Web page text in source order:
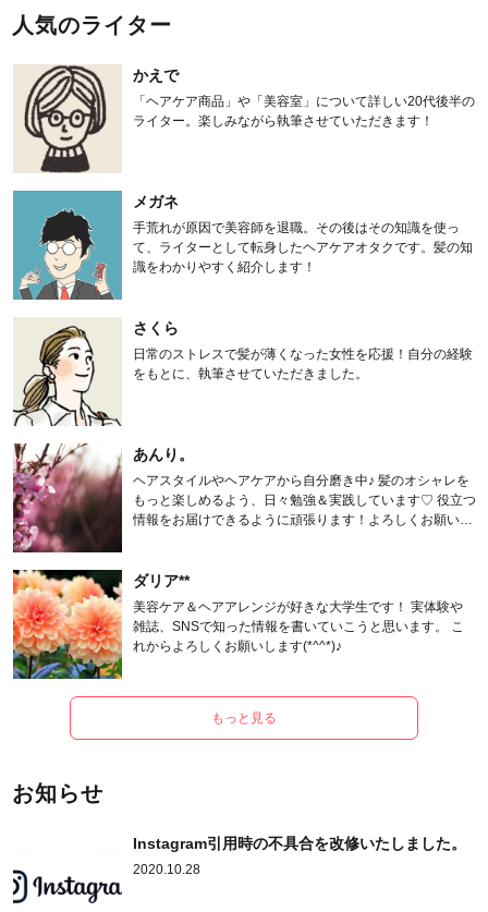
人気のライター
かえで
「ヘアケア商品」や「美容室」について詳しい20代後半の
ライター。楽しみながら執筆させていただきます！
メガネ
手荒れが原因で美容師を退職。その後はその知識を使っ
て、ライターとして転身したヘアケアオタクです。髪の知
識をわかりやすく紹介します！
さくら
日常のストレスで髪が薄くなった女性を応援！自分の経験
をもとに、執筆させていただきました。
あんり。
ヘアスタイルやヘアケアから自分磨き中♪ 髪のオシャレを
もっと楽しめるよう、日々勉強＆実践しています♡ 役立つ
情報をお届けできるように頑張ります！よろしくお願いし
ダリア**
美容ケア＆ヘアアレンジが好きな大学生です！ 実体験や
雑誌、SNSで知った情報を書いていこうと思います。 こ
れからよろしくお願いします(*^^*)♪
もっと見る
お知らせ
Instagram引用時の不具合を改修いたしました。
2020.10.28